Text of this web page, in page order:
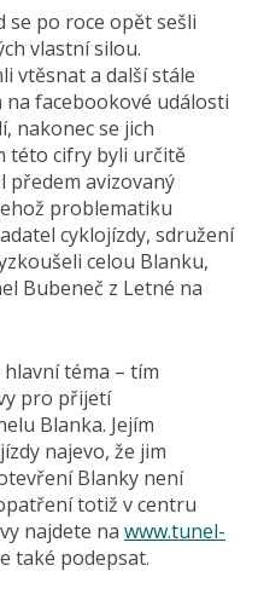
se po roce opět sešli
vlastní silou.
vtěsnat a další stále
facebookové události
nakonec se jich
této cifry byli určitě
předem avizovaný
problematiku
cyklojízdy, sdružení
celou Blanku,
Bubeneč z Letné na
hlavní téma – tím
pro přijetí
Blanka. Jejím
najevo, že jim
Blanky není
totiž v centru
najdete na www.tunel-
také podepsat.